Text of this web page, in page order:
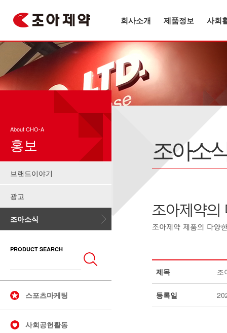
회사소개 제품정보 사회
About CHO-A
홍보
브랜드이야기
광고
조아소식
PRODUCT SEARCH
스포츠마케팅
사회공헌활동
조아소
제목 조
등록일